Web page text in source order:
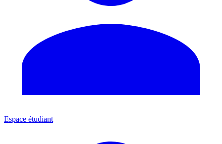
Espace étudiant